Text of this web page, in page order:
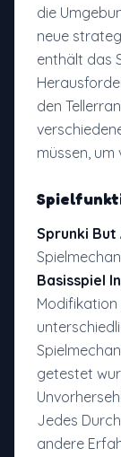
die
neue
enthält das
den
müssen,
Sprunki But
Basisspiel
Modifikation
getestet
Jedes
andere